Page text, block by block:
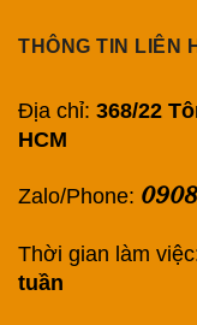
THÔNG TIN LIÊN
Địa chỉ: 368/22
HCM
Zalo/Phone:
Thời gian làm
tuần